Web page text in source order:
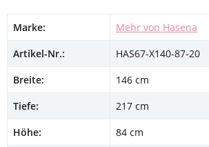
Marke:
Mehr von Hasena
Artikel-Nr.:
HAS67-X140-87-20
Breite:
146 cm
Tiefe:
217 cm
Höhe:
84 cm